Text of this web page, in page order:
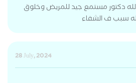
بالله دكتور مستمع جيد للمريض وخلوق
سبب ف الشفاء
28 July, 2024